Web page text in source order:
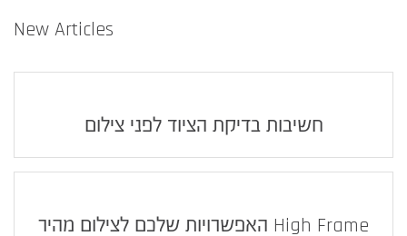
New Articles
חשיבות בדיקת הציוד לפני צילום
האפשרויות שלכם לצילום מהיר High Frame